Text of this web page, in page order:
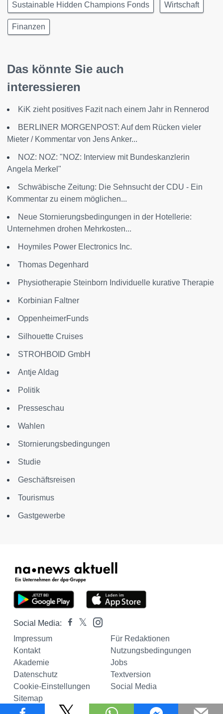
Sustainable Hidden Champions Fonds Wirtschaft
Finanzen
Das könnte Sie auch
interessieren
KiK zieht positives Fazit nach einem Jahr in Rennerod
BERLINER MORGENPOST: Auf dem Rücken vieler
Mieter / Kommentar von Jens Anker...
NOZ: NOZ: "NOZ: Interview mit Bundeskanzlerin
Angela Merkel"
Schwäbische Zeitung: Die Sehnsucht der CDU - Ein
Kommentar zu einem möglichen...
Neue Stornierungsbedingungen in der Hotellerie:
Unternehmen drohen Mehrkosten...
Hoymiles Power Electronics Inc.
Thomas Degenhard
Physiotherapie Steinborn Individuelle kurative Therapie
Korbinian Faltner
OppenheimerFunds
Silhouette Cruises
STROHBOID GmbH
Antje Aldag
Politik
Presseschau
Wahlen
Stornierungsbedingungen
Studie
Geschäftsreisen
Tourismus
Gastgewerbe
Social Media:
Impressum
Für Redaktionen
Kontakt
Nutzungsbedingungen
Akademie
Jobs
Datenschutz
Textversion
Cookie-Einstellungen
Social Media
Sitemap